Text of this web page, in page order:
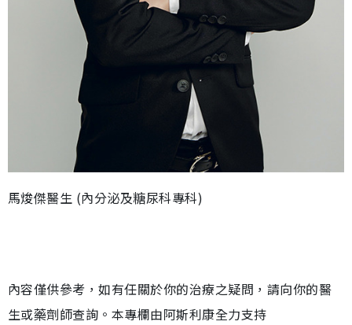
馬焌傑醫生 (內分泌及糖尿科專科)
內容僅供參考，如有任關於你的治療之疑問，請向你的醫
生或藥劑師查詢。本專欄由阿斯利康全力支持